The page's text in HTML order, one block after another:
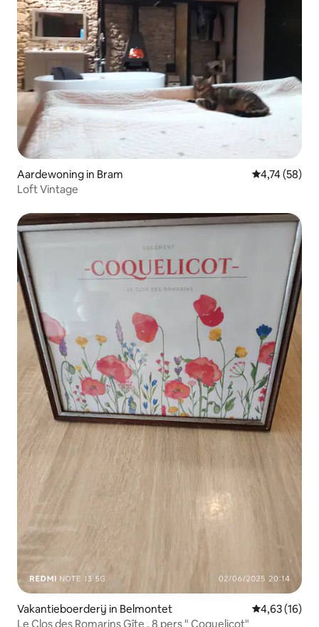
Aardewoning in Bram Gemiddelde
4,74 (58)
Loft Vintage
Vakantieboerderij in Belmontet Gemiddelde
4,63 (16)
Le Clos des Romarins Gîte . 8 pers " Coquelicot"